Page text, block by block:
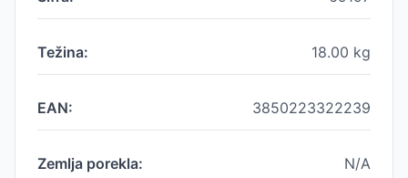
Težina: 18.00 kg
EAN: 3850223322239
Zemlja porekla: N/A